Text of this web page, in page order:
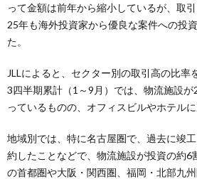
って金額は前年から縮小しているが、取
25年も海外投資家から優良な案件への投
た。
JLLによると、セクター別の取引高の比率
3四半期累計（1～9月）では、物流施設
っているものの、オフィスビルやホテルに
地域別では、特に名古屋圏で、過去に竣
約したことなどで、物流施設が投資の約6
の首都圏や大阪・関西圏、福岡・北部九